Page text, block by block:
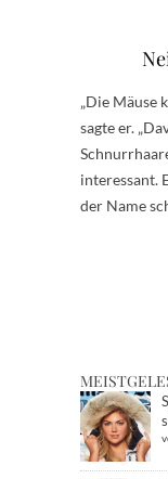
„Die Mäuse
sagte er.
interessant.
der Name